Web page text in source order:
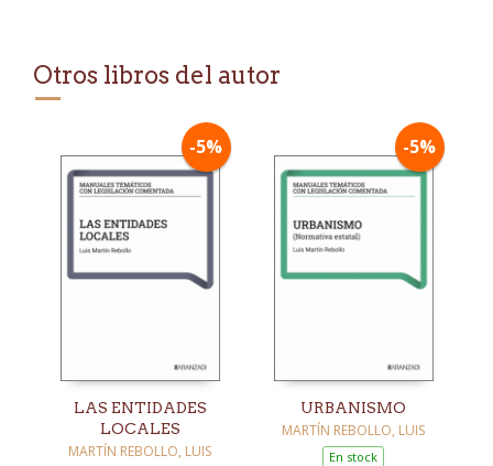
Otros libros del autor
-5%
LAS ENTIDADES
LOCALES
MARTÍN REBOLLO, LUIS
-5%
URBANISMO
MARTÍN REBOLLO, LUIS
En stock